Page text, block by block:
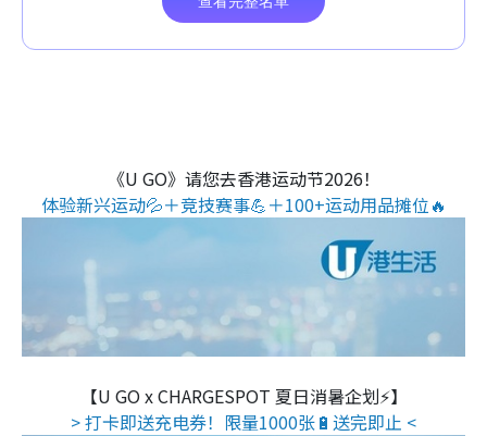
《U GO》请您去香港运动节2026！
体验新兴运动💦＋竞技赛事💪＋100+运动用品摊位🔥
【U GO x CHARGESPOT 夏日消暑企划⚡】
> 打卡即送充电券！限量1000张🔋送完即止 <